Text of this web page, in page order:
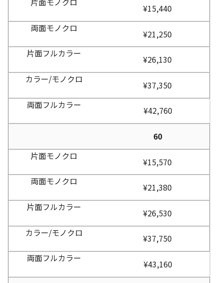
¥15,440
¥21,250
¥26,130
¥37,350
¥42,760
60
¥15,570
¥21,380
¥26,530
¥37,750
¥43,160